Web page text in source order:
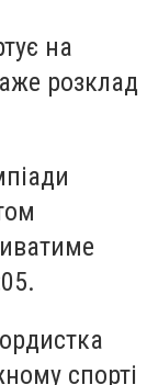
на
розклад
спорті